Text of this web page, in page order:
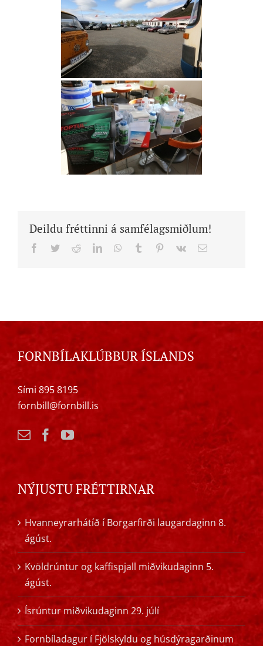
Deildu fréttinni á samfélagsmiðlum!
Facebook
TwitterRedditLinkedInWhatsApp
Tumblr Pinterest
Vk Email
FORNBÍLAKLÚBBUR ÍSLANDS
Sími 895 8195
fornbill@fornbill.is
NÝJUSTU FRÉTTIRNAR
Hvanneyrarhátíð í Borgarfirði laugardaginn 8.
ágúst.
Kvöldrúntur og kaffispjall miðvikudaginn 5.
ágúst.
Ísrúntur miðvikudaginn 29. júlí
Fornbíladagur í Fjölskyldu og húsdýragarðinum